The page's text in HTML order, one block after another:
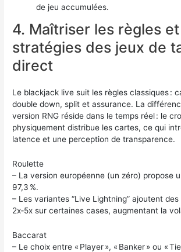
de jeu accumulées.
4. Maîtriser les règles et
stratégies des jeux de
direct
Le blackjack live suit les règles classiques :
double down, split et assurance. La
version RNG réside dans le temps réel : le
physiquement distribue les cartes, ce qui
latence et une perception de transparence.
Roulette
– La version européenne (un zéro) propose
97,3 %.
– Les variantes “Live Lightning” ajoutent
2x‑5x sur certaines cases, augmentant la
Baccarat
– Le choix entre « Player », « Banker » ou «